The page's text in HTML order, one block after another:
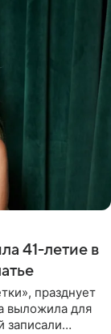
41-летие в
празднует
выложила для
записали